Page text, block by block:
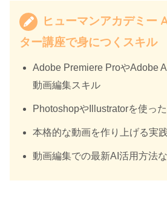
ヒューマンアカデミー
ター講座で身につくスキル
Adobe Premiere ProやAdobe
動画編集スキル
PhotoshopやIllustratorを使っ
本格的な動画を作り上げる実
動画編集での最新AI活用方法